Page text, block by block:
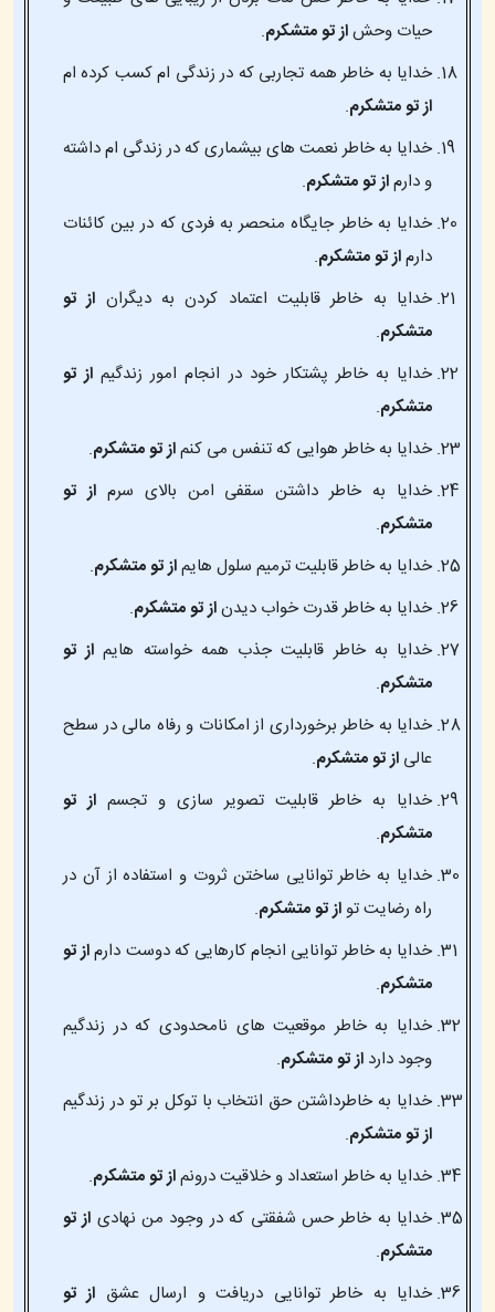
حیات وحشاز تو متشکرم.
خدایا به خاطر همه تجاربی که در زندگی ام کسب کرده ام
از تو متشکرم.
خدایا به خاطر نعمت های بیشماری که در زندگی ام داشته
و دارماز تو متشکرم.
خدایا به خاطر جایگاه منحصر به فردی که در بین کائنات
دارماز تو متشکرم.
خدایا به خاطر قابلیت اعتماد کردن به دیگران از تو
متشکرم.
خدایا به خاطر پشتکار خود در انجام امور زندگیم از تو
متشکرم.
خدایا به خاطر هوایی که تنفس می کنماز تو متشکرم.
خدایا به خاطر داشتن سقفی امن بالای سرماز تو
متشکرم.
خدایا به خاطر قابلیت ترمیم سلول هایماز تو متشکرم.
خدایا به خاطر قدرت خواب دیدناز تو متشکرم.
خدایا به خاطر قابلیت جذب همه خواسته هایم از تو
متشکرم.
خدایا به خاطر برخورداری از امکانات و رفاه مالی در سطح
عالی از تو متشکرم.
خدایا به خاطر قابلیت تصویر سازی و تجسم از تو
متشکرم.
خدایا به خاطر توانایی ساختن ثروت و استفاده از آن در
راه رضایت تواز تو متشکرم.
خدایا به خاطر توانایی انجام کارهایی که دوست دارماز تو
متشکرم.
خدایا به خاطر موقعیت های نامحدودی که در زندگیم
وجود دارد از تو متشکرم.
خدایا به خاطرداشتن حق انتخاب با توکل بر تو در زندگیم
از تو متشکرم.
خدایا به خاطر استعداد و خلاقیت درونماز تو متشکرم.
خدایا به خاطر حس شفقتی که در وجود من نهادی از تو
متشکرم.
خدایا به خاطر توانایی دریافت و ارسال عشق از تو